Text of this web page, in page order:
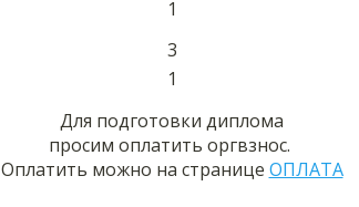
1
3
1
Для подготовки диплома
просим оплатить оргвзнос.
Оплатить можно на странице ОПЛАТА